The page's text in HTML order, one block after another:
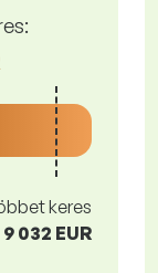
keres
9 032 EUR